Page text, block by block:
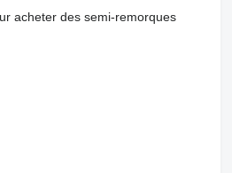
acheter des semi-remorques